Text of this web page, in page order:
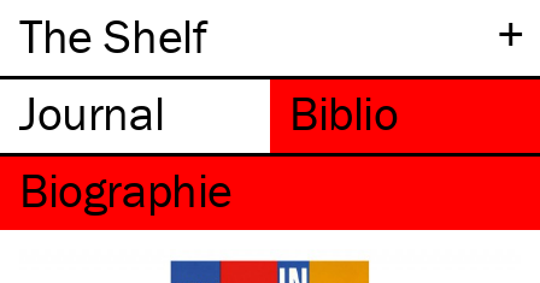
+
The Shelf
Biographie